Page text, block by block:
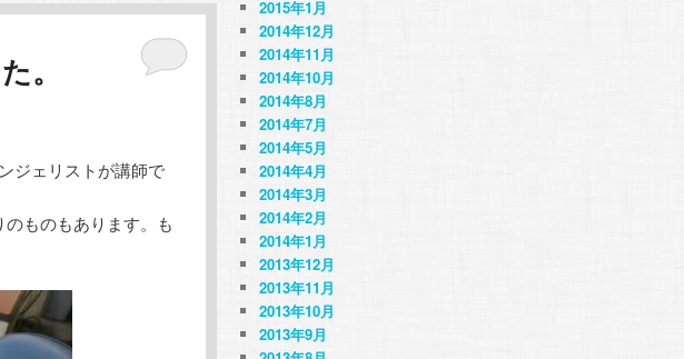
。
ジェリストが講師で
ものもあります。も
2015年1月
2014年12月
2014年11月
2014年10月
2014年8月
2014年7月
2014年5月
2014年4月
2014年3月
2014年2月
2014年1月
2013年12月
2013年11月
2013年10月
2013年9月